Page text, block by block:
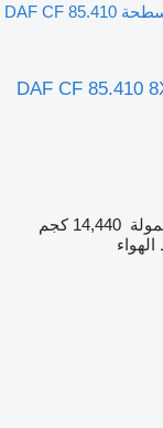
عربة مقطورة مسطحة DAF CF 85.410
DAF CF 85.410
14,440 كجم